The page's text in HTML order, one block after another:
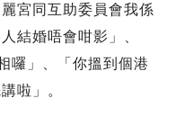
宮同互助委員會我係
結婚唔會咁影」、
囉」、「你搵到個港
啦」。